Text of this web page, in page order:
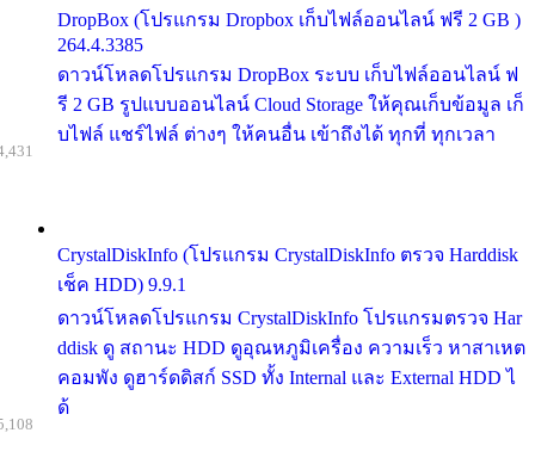
DropBox (โปรแกรม Dropbox เก็บไฟล์ออนไลน์ ฟรี 2 GB )
264.4.3385
ดาวน์โหลดโปรแกรม DropBox ระบบ เก็บไฟล์ออนไลน์ ฟ
รี 2 GB รูปแบบออนไลน์ Cloud Storage ให้คุณเก็บข้อมูล เก็
บไฟล์ แชร์ไฟล์ ต่างๆ ให้คนอื่น เข้าถึงได้ ทุกที่ ทุกเวลา
CrystalDiskInfo (โปรแกรม CrystalDiskInfo ตรวจ Harddisk
เช็ค HDD) 9.9.1
ดาวน์โหลดโปรแกรม CrystalDiskInfo โปรแกรมตรวจ Har
ddisk ดู สถานะ HDD ดูอุณหภูมิเครื่อง ความเร็ว หาสาเหต
คอมพัง ดูฮาร์ดดิสก์ SSD ทั้ง Internal และ External HDD ไ
ด้